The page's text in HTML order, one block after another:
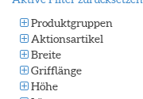
Produktgruppen
Aktionsartikel
Breite
Grifflänge
Höhe